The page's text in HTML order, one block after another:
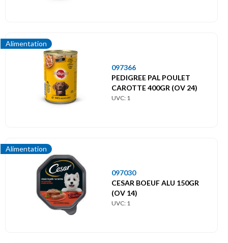
Alimentation
097366
PEDIGREE PAL POULET
CAROTTE 400GR (OV 24)
UVC: 1
Alimentation
097030
CESAR BOEUF ALU 150GR
(OV 14)
UVC: 1